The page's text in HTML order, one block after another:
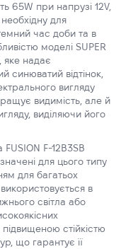
65W при напрузі 12V,
для
час доби та в
моделі SUPER
яке надає
синюватий відтінок,
вигляду
видимість, але й
виділяючи його
F-12B3SB
для цього типу
для багатьох
в
світла або
підвищеною стійкістю
що гарантує її